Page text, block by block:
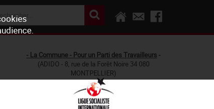
- La Commune - Pour un Parti des Travailleurs -
(ADIDO - 8, rue de la Forêt Noire 34 080
MONTPELLIER)